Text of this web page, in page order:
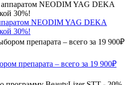
NEODIM YAG DEKA
30%!
препарата – всего за 19 900₽